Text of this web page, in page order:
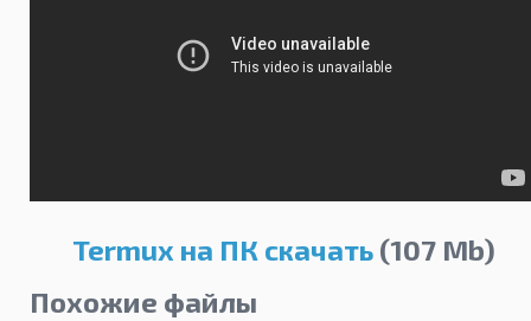
Termux на ПК скачать(107 Mb)
Похожие файлы